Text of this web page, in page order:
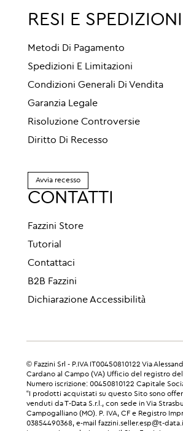
RESI E SPEDIZIONI
Metodi Di Pagamento
Spedizioni E Limitazioni
Condizioni Generali Di Vendita
Garanzia Legale
Risoluzione Controversie
Diritto Di Recesso
Avvia recesso
CONTATTI
Fazzini Store
Tutorial
Contattaci
B2B Fazzini
Dichiarazione Accessibilità
© Fazzini Srl - P.IVA IT00450810122 Via
Cardano al Campo (VA) Ufficio del registro
Numero iscrizione: 00450810122 Capitale
“I prodotti acquistati su questo Sito sono
venduti da T-Data S.r.l., con sede in Via
Campogalliano (MO). P. IVA, CF e Registro
03854490368, e-mail fazzini.seller.esp@t-